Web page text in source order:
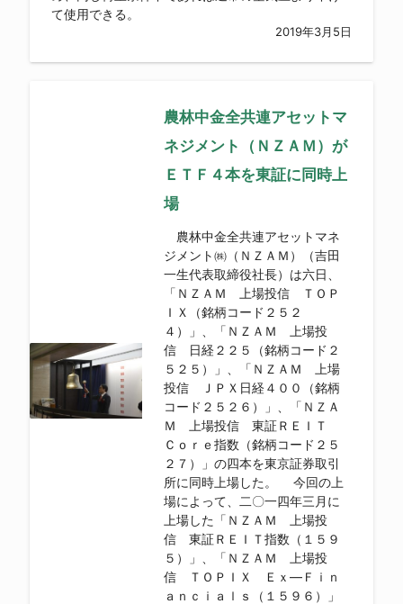
て使用できる。
2019年3月5日
農林中金全共連アセットマ
ネジメント（ＮＺＡＭ）が
ＥＴＦ４本を東証に同時上
場
農林中金全共連アセットマネ
ジメント㈱（ＮＺＡＭ）（吉田
一生代表取締役社長）は六日、
「ＮＺＡＭ 上場投信 ＴＯＰ
ＩＸ（銘柄コード２５２
４）」、「ＮＺＡＭ 上場投
信 日経２２５（銘柄コード２
５２５）」、「ＮＺＡＭ 上場
投信 ＪＰＸ日経４００（銘柄
コード２５２６）」、「ＮＺＡ
Ｍ 上場投信 東証ＲＥＩＴ
Ｃｏｒｅ指数（銘柄コード２５
２７）」の四本を東京証券取引
所に同時上場した。 今回の上
場によって、二〇一四年三月に
上場した「ＮＺＡＭ 上場投
信 東証ＲＥＩＴ指数（１５９
５）」、「ＮＺＡＭ 上場投
信 ＴＯＰＩＸ Ｅｘ―Ｆｉｎ
ａｎｃｉａｌｓ（１５９６）」